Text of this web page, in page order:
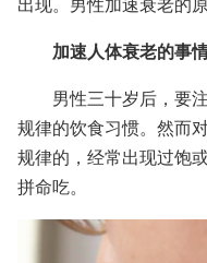
出现。男性加速衰老的
加速人体衰老的事
男性三十岁后，要
规律的饮食习惯。然而
规律的，经常出现过饱
拼命吃。